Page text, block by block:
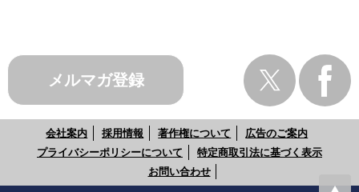
メルマガ登録
会社案内 採用情報 著作権について
広告のご案内
プライバシーポリシーについて
特定商取引法に基づく表示
お問い合わせ